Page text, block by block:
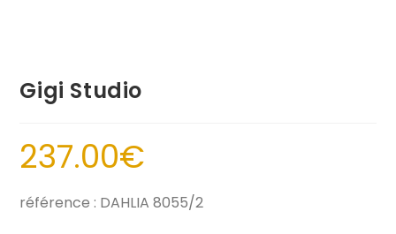
Gigi Studio
237.00€
référence : DAHLIA 8055/2